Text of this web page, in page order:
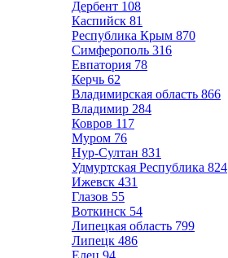
Дербент 108
Каспийск 81
Республика Крым 870
Симферополь 316
Евпатория 78
Керчь 62
Владимирская область 866
Владимир 284
Ковров 117
Муром 76
Нур-Султан 831
Удмуртская Республика 824
Ижевск 431
Глазов 55
Воткинск 54
Липецкая область 799
Липецк 486
Елец 94